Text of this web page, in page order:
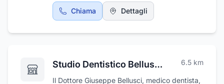
Chiama Dettagli
Studio Dentistico Bellusci Dr. Giuseppe 6.5 km
Il Dottore Giuseppe Bellusci, medico dentista,